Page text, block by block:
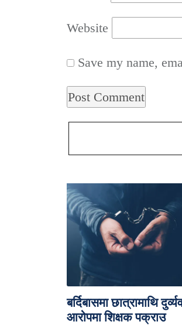
Website
Save my name,
बर्दिबासमा छात्रामाथि
आरोपमा शिक्षक पक्राउ